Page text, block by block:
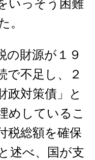
いっそう困難
。
財源が１９
で不足し、２
政対策債」と
めしているこ
税総額を確保
述べ、国が支